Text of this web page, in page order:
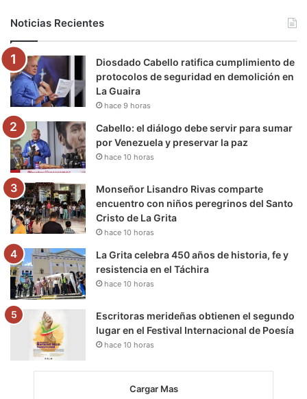
o
k
e
r
b
e
g
r
m
r
a
k
Noticias Recientes
Diosdado Cabello ratifica cumplimiento de
protocolos de seguridad en demolición en
La Guaira
hace 9 horas
Cabello: el diálogo debe servir para sumar
por Venezuela y preservar la paz
hace 10 horas
Monseñor Lisandro Rivas comparte
encuentro con niños peregrinos del Santo
Cristo de La Grita
hace 10 horas
La Grita celebra 450 años de historia, fe y
resistencia en el Táchira
hace 10 horas
Escritoras merideñas obtienen el segundo
lugar en el Festival Internacional de Poesía
hace 10 horas
Cargar Mas